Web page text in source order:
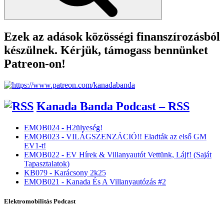
Ezek az adások közösségi finanszírozásból
készülnek. Kérjük, támogass bennünket
Patreon-on!
Kanada Banda Podcast – RSS
EMOB024 - H2ülyeség!
EMOB023 - VILÁGSZENZÁCIÓ!! Eladták az első GM
EV1-t!
EMOB022 - EV Hírek & Villanyautót Vettünk, Lájf! (Saját
Tapasztalatok)
KB079 - Karácsony 2k25
EMOB021 - Kanada És A Villanyautózás #2
Elektromobilitás Podcast